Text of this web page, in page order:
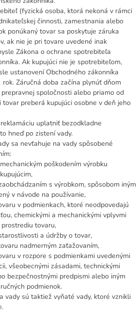
(fyzická osoba, ktorá nekoná v rámci
činnosti, zamestnania alebo
ponúkaný tovar sa poskytuje záruka
ak nie je pri tovare uvedené inak
Zákona o ochrane spotrebiteľa
Ak kupujúci nie je spotrebiteľom,
ustanovení Obchodného zákonníka
Záručná doba začína plynúť dňom
spoločnosti alebo priamo od
tovar preberá kupujúci osobne v deň jeho
uplatniť bezodkladne
hneď po zistení vady.
sa nevťahuje na vady spôsobené
poškodením výrobku
s výrobkom, spôsobom iným
v návode na používanie,
v podmienkach, ktoré neodpovedajú
chemickými a mechanickými vplyvmi
tovaru,
a údržby o tovar,
nadmerným zaťažovaním,
v rozpore s podmienkami uvedenými
všeobecnými zásadami, technickými
bezpečnostnými predpismi alebo iným
podmienok.
vady sú taktiež vyňaté vady, ktoré vznikli